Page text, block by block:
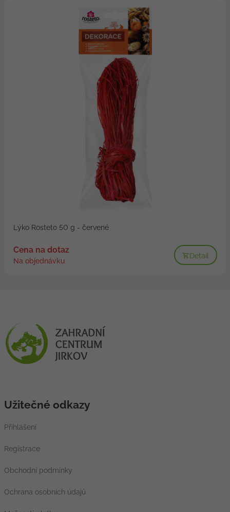
Lýko Rosteto 50 g - červené
Cena na dotaz
Na objednávku
Detail
Užitečné odkazy
Přihlášení
Registrace
Obchodní podmínky
Ochrana osobních údajů